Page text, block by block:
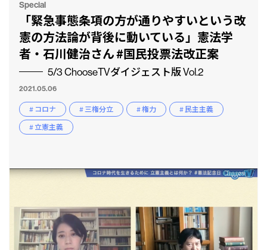
Special
「緊急事態条項の方が通りやすいという改
憲の方法論が背後に動いている」憲法学
者・石川健治さん #国民投票法改正案
5/3 ChooseTVダイジェスト版 Vol.2
2021.05.06
# コロナ # 三権分立 # 権力
# 民主主義
# 立憲主義